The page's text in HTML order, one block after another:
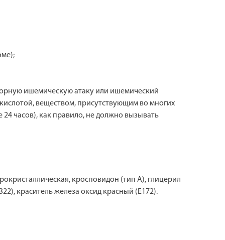
ишемическую атаку или ишемический
веществом, присутствующим во многих
часов), как правило, не должно вызывать
кросповидон (тип А), глицерил
краситель железа оксид красный (Е172).